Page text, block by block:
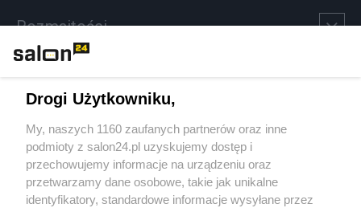
Rozmaitości
Sport
Społeczeństwo
Kultura
Drogi Użytkowniku,
My, naszych 1160 zaufanych partnerów oraz inne
podmioty z salon24.pl uzyskujemy dostęp i
przechowujemy informacje na urządzeniu oraz
przetwarzamy dane osobowe, takie jak unikalne
identyfikatory, standardowe informacje wysyłane przez